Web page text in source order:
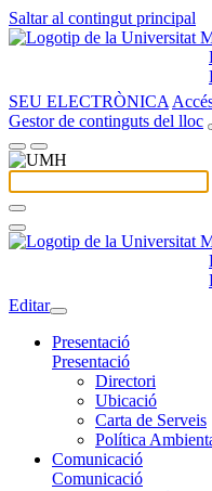
Saltar al contingut principal
SEU ELECTRÒNICA
Gestor de continguts del lloc
Editar
Presentació
Presentació
Directori
Ubicació
Carta de Serveis
Política
Comunicació
Comunicació